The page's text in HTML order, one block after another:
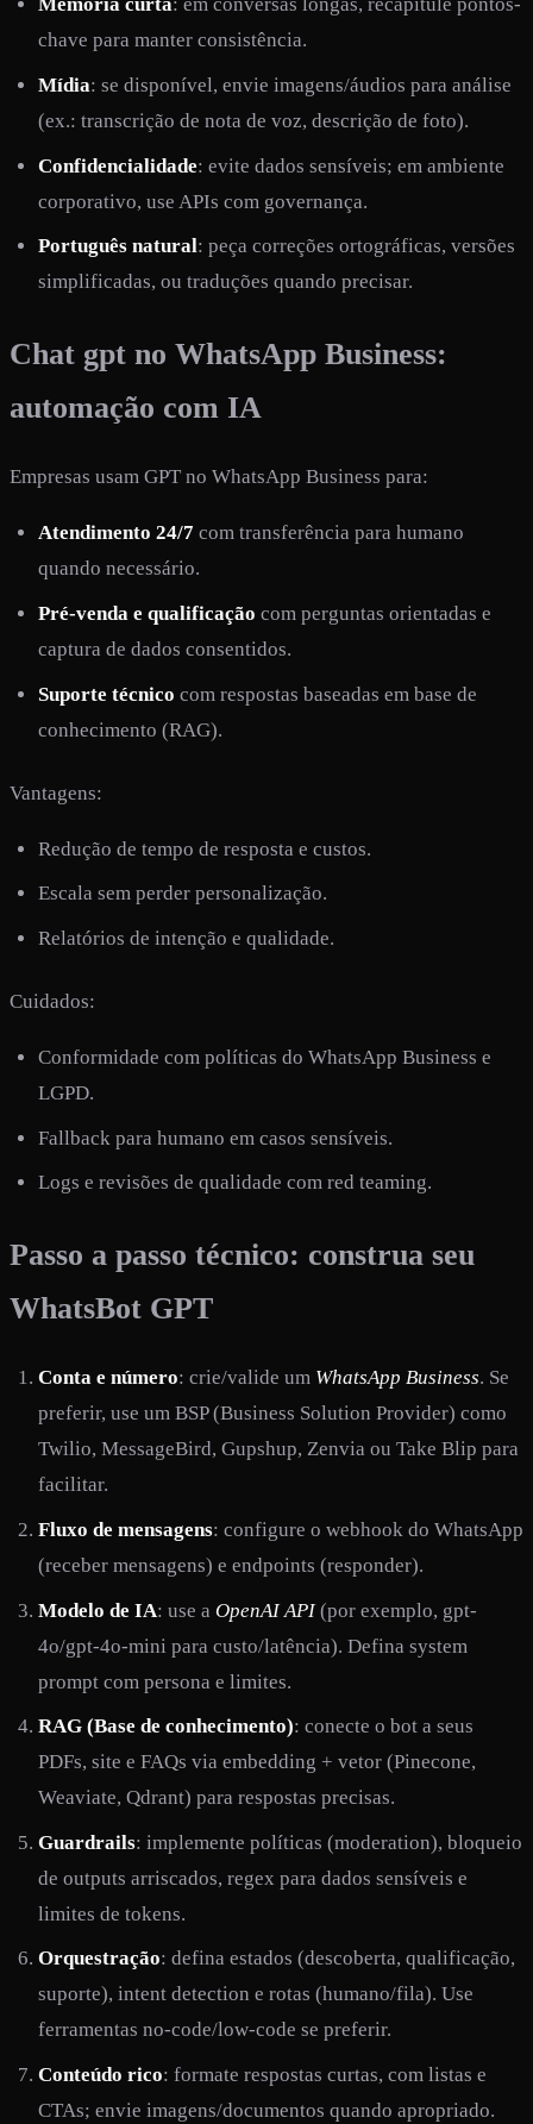
Memória curta: em conversas longas, recapitule pontos-
chave para manter consistência.
Mídia: se disponível, envie imagens/áudios para análise
(ex.: transcrição de nota de voz, descrição de foto).
Confidencialidade: evite dados sensíveis; em ambiente
corporativo, use APIs com governança.
Português natural: peça correções ortográficas, versões
simplificadas, ou traduções quando precisar.
Chat gpt no WhatsApp Business:
automação com IA
Empresas usam GPT no WhatsApp Business para:
Atendimento 24/7 com transferência para humano
quando necessário.
Pré-venda e qualificação com perguntas orientadas e
captura de dados consentidos.
Suporte técnico com respostas baseadas em base de
conhecimento (RAG).
Vantagens:
Redução de tempo de resposta e custos.
Escala sem perder personalização.
Relatórios de intenção e qualidade.
Cuidados:
Conformidade com políticas do WhatsApp Business e
LGPD.
Fallback para humano em casos sensíveis.
Logs e revisões de qualidade com red teaming.
Passo a passo técnico: construa seu
WhatsBot GPT
Conta e número: crie/valide um WhatsApp Business. Se
preferir, use um BSP (Business Solution Provider) como
Twilio, MessageBird, Gupshup, Zenvia ou Take Blip para
facilitar.
Fluxo de mensagens: configure o webhook do WhatsApp
(receber mensagens) e endpoints (responder).
Modelo de IA: use a OpenAI API(por exemplo, gpt-
4o/gpt-4o-mini para custo/latência). Defina system
prompt com persona e limites.
RAG (Base de conhecimento): conecte o bot a seus
PDFs, site e FAQs via embedding + vetor (Pinecone,
Weaviate, Qdrant) para respostas precisas.
Guardrails: implemente políticas (moderation), bloqueio
de outputs arriscados, regex para dados sensíveis e
limites de tokens.
Orquestração: defina estados (descoberta, qualificação,
suporte), intent detection e rotas (humano/fila). Use
ferramentas no-code/low-code se preferir.
Conteúdo rico: formate respostas curtas, com listas e
CTAs; envie imagens/documentos quando apropriado.